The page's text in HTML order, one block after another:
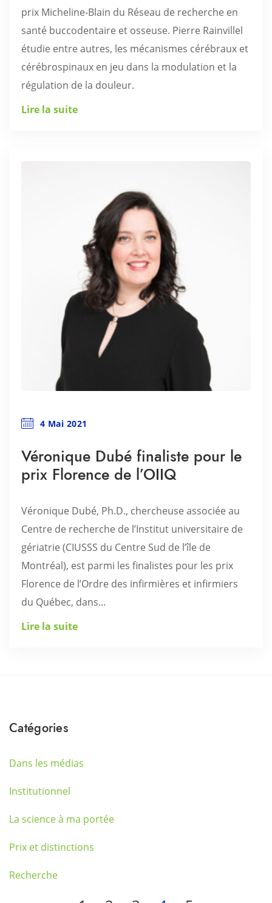
prix Micheline-Blain du Réseau de recherche en
santé buccodentaire et osseuse. Pierre Rainvillel
étudie entre autres, les mécanismes cérébraux et
cérébrospinaux en jeu dans la modulation et la
régulation de la douleur.
Lire la suite
4 Mai 2021
Véronique Dubé finaliste pour le
prix Florence de l’OIIQ
Véronique Dubé, Ph.D., chercheuse associée au
Centre de recherche de l’Institut universitaire de
gériatrie (CIUSSS du Centre Sud de l’île de
Montréal), est parmi les finalistes pour les prix
Florence de l’Ordre des infirmières et infirmiers
du Québec, dans...
Lire la suite
Catégories
Dans les médias
Institutionnel
La science à ma portée
Prix et distinctions
Recherche